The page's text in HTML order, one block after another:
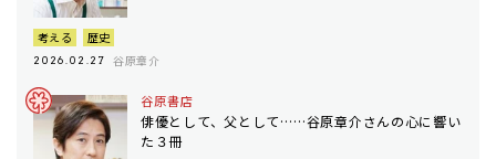
考える 歴史
2026.02.27 谷原章介
谷原書店
俳優として、父として……谷原章介さんの心に響い
た３冊